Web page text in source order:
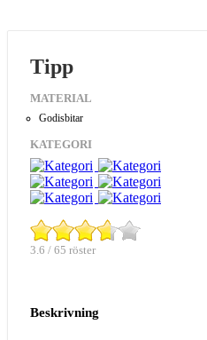
Tipp
MATERIAL
Godisbitar
KATEGORI
3.6 / 65 röster
Beskrivning